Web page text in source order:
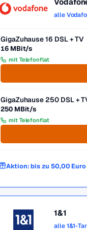
alle
GigaZuhause 16 DSL + TV
16 MBit/s
mit Telefonflat
GigaZuhause 250 DSL +
250 MBit/s
mit Telefonflat
Aktion: bis zu 50,00 Euro
1&1
alle 1&1-